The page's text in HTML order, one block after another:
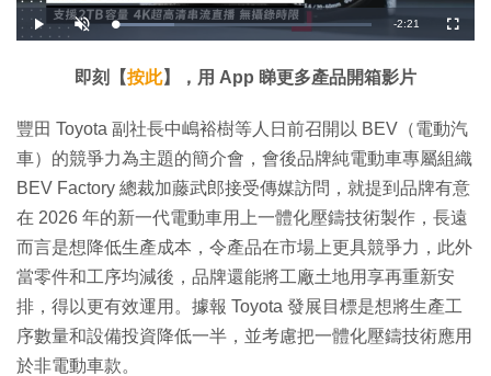
播
放
開
啟
載
入
:
2
8
%
剩
時
間
-2:21
全
螢
即刻【按此】，用 App 睇更多產品開箱影片
豐田 Toyota 副社長中嶋裕樹等人日前召開以 BEV（電動汽
車）的競爭力為主題的簡介會，會後品牌純電動車專屬組織
BEV Factory 總裁加藤武郎接受傳媒訪問，就提到品牌有意
在 2026 年的新一代電動車用上一體化壓鑄技術製作，長遠
而言是想降低生產成本，令產品在市場上更具競爭力，此外
當零件和工序均減後，品牌還能將工廠土地用享再重新安
排，得以更有效運用。據報 Toyota 發展目標是想將生產工
序數量和設備投資降低一半，並考慮把一體化壓鑄技術應用
於非電動車款。